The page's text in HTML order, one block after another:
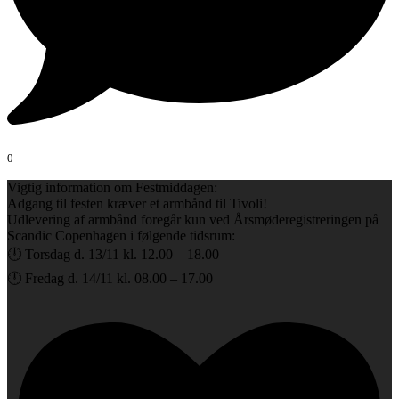
0
Vigtig information om Festmiddagen:
Adgang til festen kræver et armbånd til Tivoli!
Udlevering af armbånd foregår kun ved Årsmøderegistreringen på
Scandic Copenhagen i følgende tidsrum:
🕛 Torsdag d. 13/11 kl. 12.00 – 18.00
🕛 Fredag d. 14/11 kl. 08.00 – 17.00